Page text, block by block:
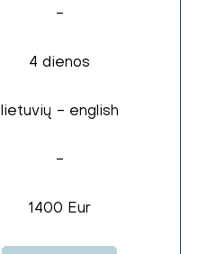
-
4 dienos
lietuvių - english
-
1400 Eur